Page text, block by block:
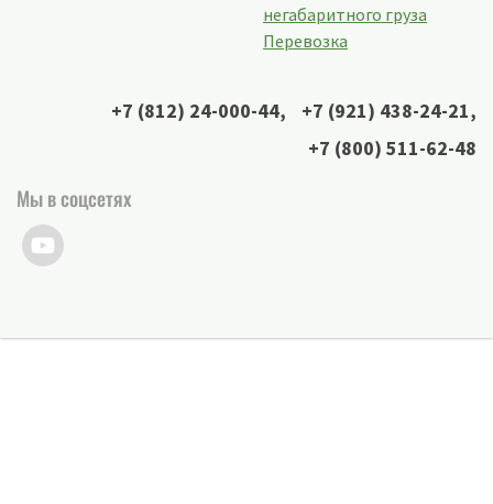
негабаритного груза
Перевозка
+7 (812) 24-000-44, +7 (921) 438-24-21,
+7 (800) 511-62-48
Мы в соцсетях